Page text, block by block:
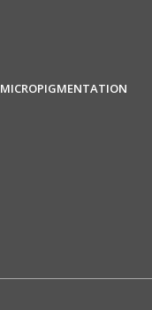
MICROPIGMENTATION